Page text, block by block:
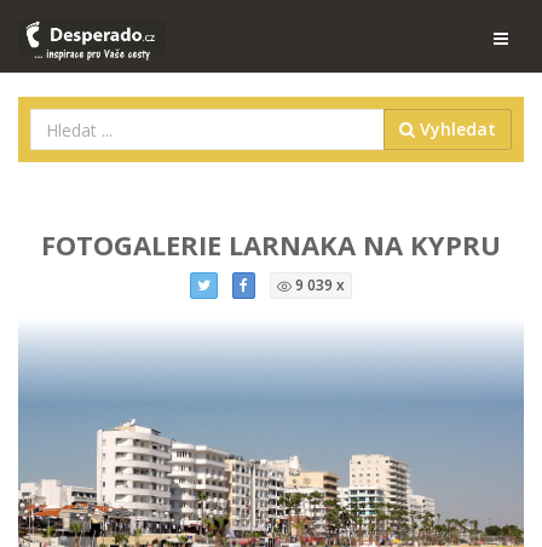
Vyhledat
FOTOGALERIE LARNAKA NA KYPRU
9 039 x